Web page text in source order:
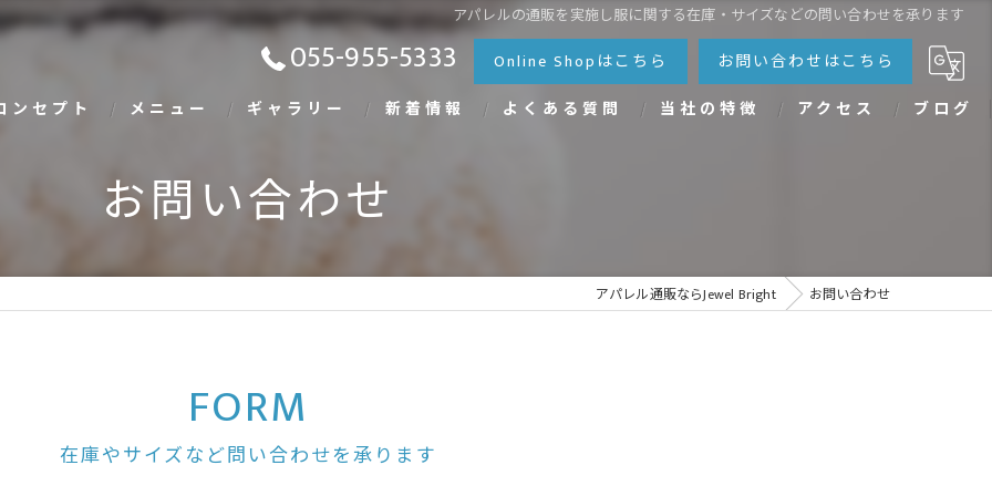
アパレルの通販を実施し服に関する在庫・サイズなどの問い合わせを承ります
055-955-5333 Online Shopはこちら
お問い合わせはこちら
ンセプト
メニュー ギャラリー 新着情報 よくある質問 当社の特徴
ペアルック
アクセス ブログ
お問い合わせ
アパレル通販ならJewel Bright お問い合わせ
在庫やサイズなど問い合わせを承ります
FORM